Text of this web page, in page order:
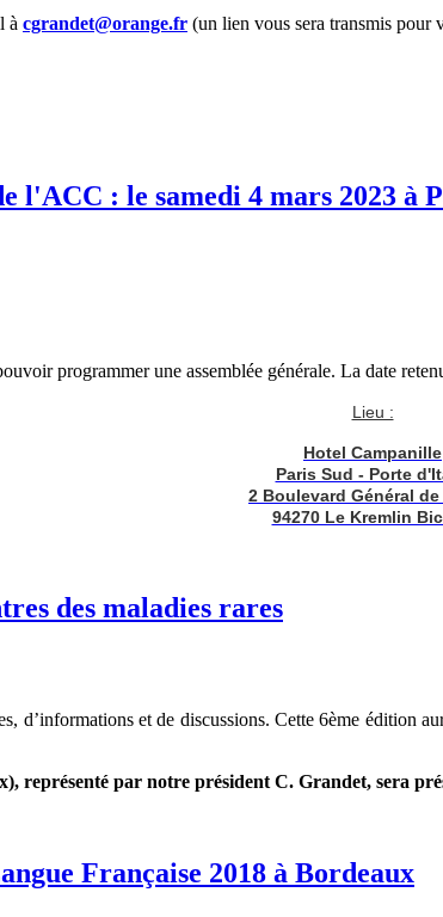
à cgrandet@orange.fr (un lien vous sera transmis pour
l'ACC : le samedi 4 mars 2023 à
programmer une assemblée générale. La date
Lieu :
Hotel Campanille
Paris Sud - Porte
2 Boulevard Général
94270 Le Kremlin
des maladies rares
d’informations et de discussions. Cette 6ème édition
représenté par notre président C. Grandet, sera
Française 2018 à Bordeaux